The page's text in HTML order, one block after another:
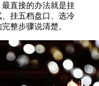
直接的办法就是挂
挂五档盘口、选冷
整步骤说清楚。